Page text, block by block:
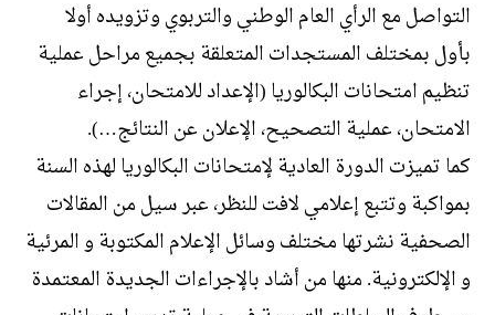
التواصل مع الرأي العام الوطني والتربوي وتزويده أولا
بأول بمختلف المستجدات المتعلقة بجميع مراحل عملية
تنظيم امتحانات البكالوريا (الإعداد للامتحان، إجراء
الامتحان، عملية التصحيح، الإعلان عن النتائج…).
كما تميزت الدورة العادية لإمتحانات البكالوريا لهذه السنة
بمواكبة وتتبع إعلامي لافت للنظر، عبر سيل من المقالات
الصحفية نشرتها مختلف وسائل الإعلام المكتوبة و المرئية
و الإلكترونية. منها من أشاد بالإجراءات الجديدة المعتمدة